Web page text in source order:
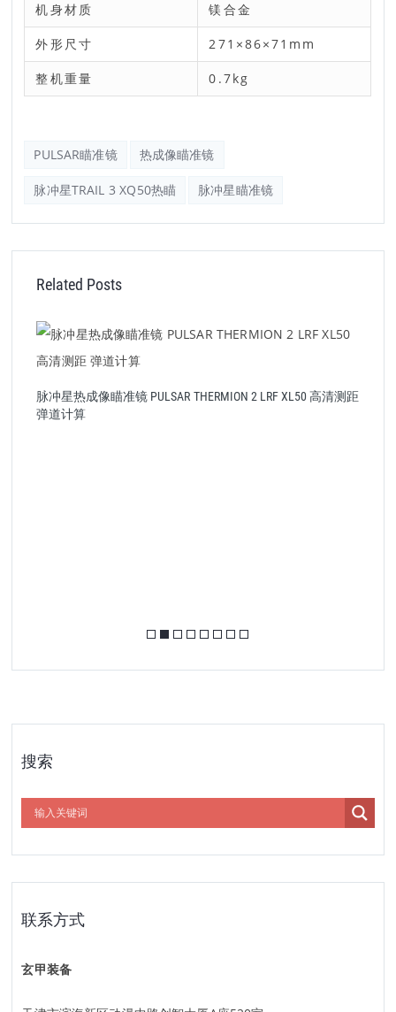
机身材质 镁合金
外形尺寸 271×86×71mm
整机重量 0.7kg
PULSAR瞄准镜 热成像瞄准镜
脉冲星TRAIL 3 XQ50热瞄 脉冲星瞄准镜
Related Posts
脉冲星热成像瞄准镜 PULSAR THERMION 2 LRF XL50 高清测距
弹道计算
搜索
联系方式
玄甲装备